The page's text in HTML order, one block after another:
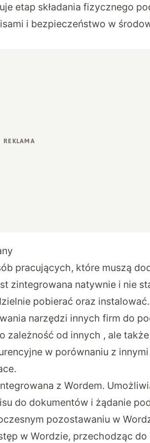
etap składania fizycznego
i bezpieczeństwo w
pracujących, które muszą
zintegrowana natywnie i nie
pobierać oraz
narzędzi innych firm do
zależność od innych , ale
w porównaniu z
z Wordem.
do dokumentów i żądanie
pozostawaniu w
w Wordzie, przechodząc